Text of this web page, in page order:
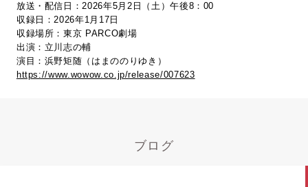
放送・配信日：2026年5月2日（土）午後8：00
収録日：2026年1月17日
収録場所：東京 PARCO劇場
出演：立川志の輔
演目：浜野矩随（はまののりゆき）
https://www.wowow.co.jp/release/007623
ブログ